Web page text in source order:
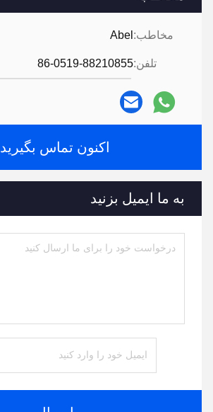
مخاطب: Abel
تلفن:86-0519-88210855
اکنون تماس بگیرید
به ما ایمیل بزنید